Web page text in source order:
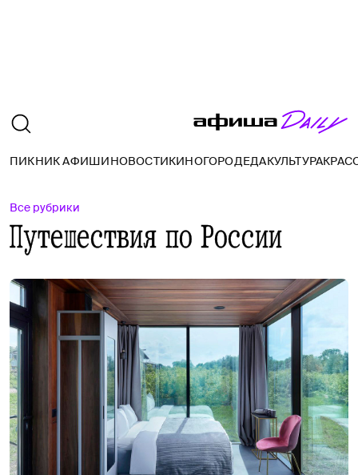
ПИКНИК АФИШИНОВОСТИКИНОГОРОДЕДАКУЛЬТУРА
Все рубрики
Путешествия по России